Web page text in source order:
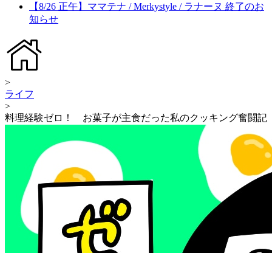
【8/26 正午】ママテナ / Merkystyle / ラナーヌ 終了のお
知らせ
>
ライフ
>
料理経験ゼロ！ お菓子が主食だった私のクッキング奮闘記